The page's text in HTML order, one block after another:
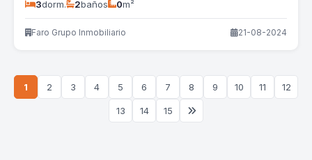
3dorm. 2baños 0m²
Faro Grupo Inmobiliario 21-08-2024
1 2 3 4 5 6 7 8 9 10 11 12
13 14 15